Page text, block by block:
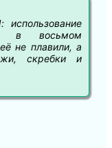
: использование
в восьмом
не плавили, а
скребки и